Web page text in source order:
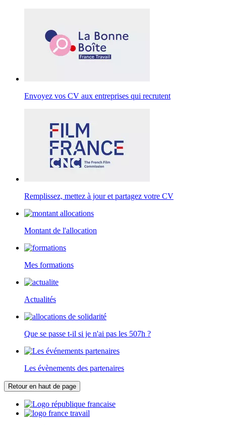
Envoyez vos CV aux entreprises qui recrutent
Remplissez, mettez à jour et partagez votre CV
Montant de l'allocation
Mes formations
Actualités
Que se passe t-il si je n'ai pas les 507h ?
Les évènements des partenaires
Retour en haut de page